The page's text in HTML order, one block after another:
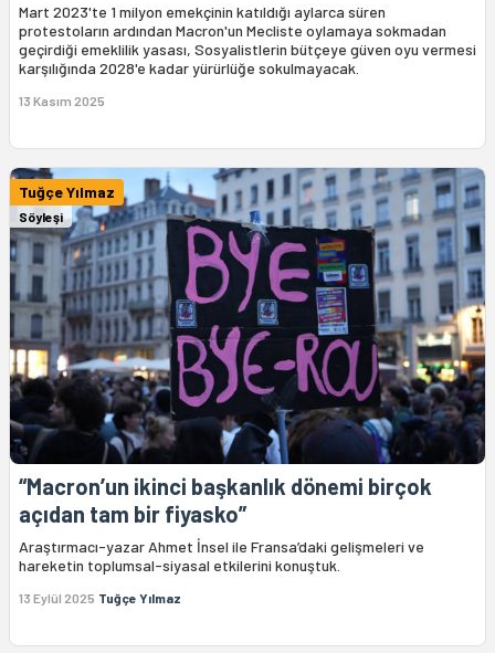
Mart 2023'te 1 milyon emekçinin katıldığı aylarca süren
protestoların ardından Macron'un Mecliste oylamaya sokmadan
geçirdiği emeklilik yasası, Sosyalistlerin bütçeye güven oyu vermesi
karşılığında 2028'e kadar yürürlüğe sokulmayacak.
13 Kasım 2025
Tuğçe Yılmaz
Söyleşi
“Macron’un ikinci başkanlık dönemi birçok
açıdan tam bir fiyasko”
Araştırmacı-yazar Ahmet İnsel ile Fransa’daki gelişmeleri ve
hareketin toplumsal-siyasal etkilerini konuştuk.
13 Eylül 2025 Tuğçe Yılmaz